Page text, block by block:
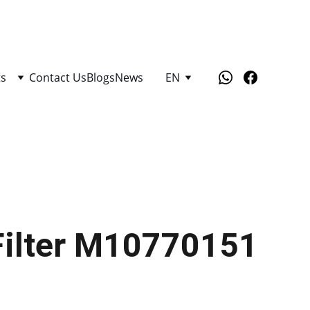
Contact UsBlogsNews EN
M10770151